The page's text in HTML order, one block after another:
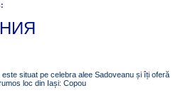
situat pe celebra alee Sadoveanu și îți oferă
loc din Iași: Copou